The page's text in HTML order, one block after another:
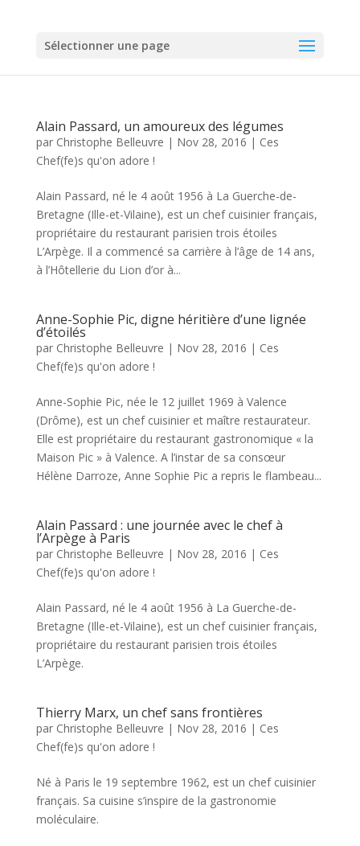
Sélectionner une page
Alain Passard, un amoureux des légumes
par Christophe Belleuvre | Nov 28, 2016 | Ces
Chef(fe)s qu'on adore !
Alain Passard, né le 4 août 1956 à La Guerche-de-
Bretagne (Ille-et-Vilaine), est un chef cuisinier français,
propriétaire du restaurant parisien trois étoiles
L’Arpège. Il a commencé sa carrière à l’âge de 14 ans,
à l’Hôtellerie du Lion d’or à...
Anne-Sophie Pic, digne héritière d’une lignée
d’étoilés
par Christophe Belleuvre | Nov 28, 2016 | Ces
Chef(fe)s qu'on adore !
Anne-Sophie Pic, née le 12 juillet 1969 à Valence
(Drôme), est un chef cuisinier et maître restaurateur.
Elle est propriétaire du restaurant gastronomique « la
Maison Pic » à Valence. A l’instar de sa consœur
Hélène Darroze, Anne Sophie Pic a repris le flambeau...
Alain Passard : une journée avec le chef à
l’Arpège à Paris
par Christophe Belleuvre | Nov 28, 2016 | Ces
Chef(fe)s qu'on adore !
Alain Passard, né le 4 août 1956 à La Guerche-de-
Bretagne (Ille-et-Vilaine), est un chef cuisinier français,
propriétaire du restaurant parisien trois étoiles
L’Arpège.
Thierry Marx, un chef sans frontières
par Christophe Belleuvre | Nov 28, 2016 | Ces
Chef(fe)s qu'on adore !
Né à Paris le 19 septembre 1962, est un chef cuisinier
français. Sa cuisine s’inspire de la gastronomie
moléculaire.